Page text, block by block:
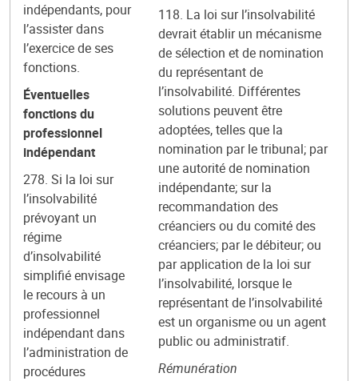
indépendants, pour
l’assister dans
l’exercice de ses
fonctions.
Éventuelles
fonctions du
professionnel
indépendant
278. Si la loi sur
l’insolvabilité
prévoyant un
régime
d’insolvabilité
simplifié envisage
le recours à un
professionnel
indépendant dans
l’administration de
procédures
118. La loi sur l’insolvabilité
devrait établir un mécanisme
de sélection et de nomination
du représentant de
l’insolvabilité. Différentes
solutions peuvent être
adoptées, telles que la
nomination par le tribunal; par
une autorité de nomination
indépendante; sur la
recommandation des
créanciers ou du comité des
créanciers; par le débiteur; ou
par application de la loi sur
l’insolvabilité, lorsque le
représentant de l’insolvabilité
est un organisme ou un agent
public ou administratif.
Rémunération